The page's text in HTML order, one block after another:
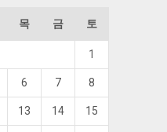
목 금 토
1
6 7 8
13 14 15